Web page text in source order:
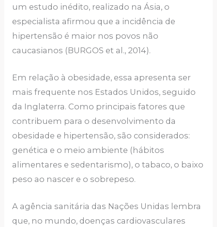
um estudo inédito, realizado na Ásia, o
especialista afirmou que a incidência de
hipertensão é maior nos povos não
caucasianos (BURGOS et al., 2014).
Em relação à obesidade, essa apresenta ser
mais frequente nos Estados Unidos, seguido
da Inglaterra. Como principais fatores que
contribuem para o desenvolvimento da
obesidade e hipertensão, são considerados:
genética e o meio ambiente (hábitos
alimentares e sedentarismo), o tabaco, o baixo
peso ao nascer e o sobrepeso.
A agência sanitária das Nações Unidas lembra
que, no mundo, doenças cardiovasculares